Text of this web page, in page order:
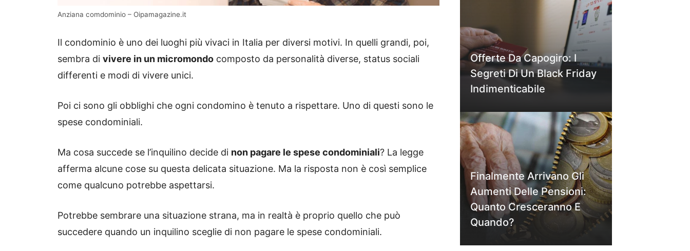
Anziana comdominio – Oipamagazine.it
Il condominio è uno dei luoghi più vivaci in Italia per diversi motivi. In quelli grandi, poi,
sembra di vivere in un micromondo composto da personalità diverse, status sociali
differenti e modi di vivere unici.
Poi ci sono gli obblighi che ogni condomino è tenuto a rispettare. Uno di questi sono le
spese condominiali.
Ma cosa succede se l’inquilino decide di non pagare le spese condominiali? La legge
afferma alcune cose su questa delicata situazione. Ma la risposta non è così semplice
come qualcuno potrebbe aspettarsi.
Potrebbe sembrare una situazione strana, ma in realtà è proprio quello che può
succedere quando un inquilino sceglie di non pagare le spese condominiali.
Offerte Da Capogiro: I
Segreti Di Un Black Friday
Indimenticabile
Finalmente Arrivano Gli
Aumenti Delle Pensioni:
Quanto Cresceranno E
Quando?